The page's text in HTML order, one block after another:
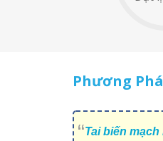
Phương
Tai biến